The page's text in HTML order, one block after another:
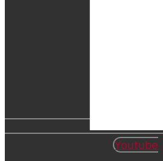
Youtube